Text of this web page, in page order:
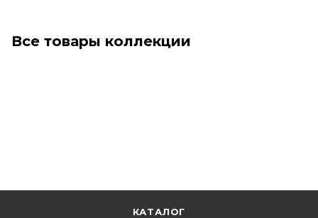
Все товары коллекции
КАТАЛОГ